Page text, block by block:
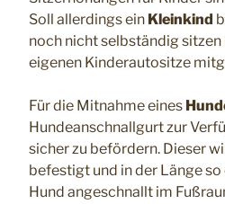
Soll allerdings ein Kleinkind
noch nicht selbständig sitzen
eigenen Kinderautositze
Für die Mitnahme eines
Hundeanschnallgurt zur
sicher zu befördern. Dieser
befestigt und in der Länge
Hund angeschnallt im